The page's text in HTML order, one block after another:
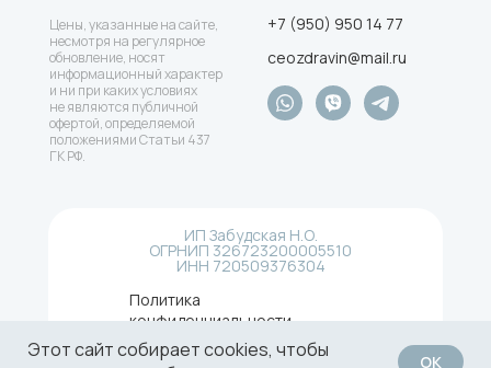
Цены, указанные на сайте,
несмотря на регулярное
обновление, носят
информационный характер
и ни при каких условиях
не являются публичной
офертой, определяемой
положениями Статьи 437
ГК РФ.
+7 (950) 950 14 77
ceozdravin@mail.ru
ИП Забудская Н.О.
ОГРНИП 326723200005510
ИНН 720509376304
Политика
конфиденциальности
Разработка
сайта
Этот сайт собирает cookies, чтобы
ОК